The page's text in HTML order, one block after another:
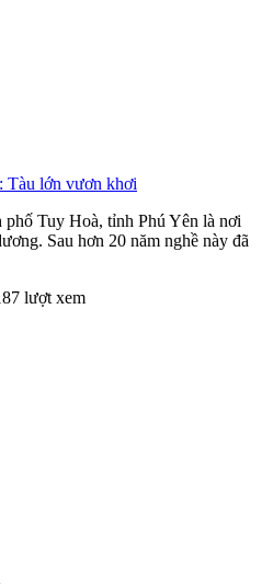
Tàu lớn vươn khơi
phố Tuy Hoà, tỉnh Phú Yên là nơi
Sau hơn 20 năm nghề này đã
lượt xem